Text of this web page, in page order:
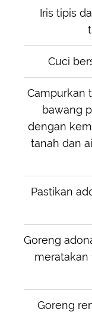
Iris tipis
Cuci
Campurkan
bawang
dengan
tanah dan
Pastikan
Goreng
meratakan
Goreng